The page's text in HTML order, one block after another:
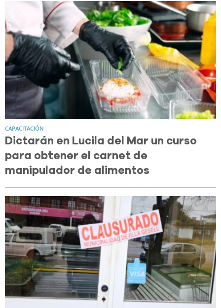
CAPACITACIÓN
Dictarán en Lucila del Mar un curso
para obtener el carnet de
manipulador de alimentos